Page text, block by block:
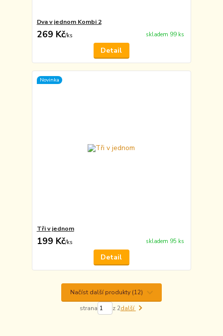
Dva v jednom Kombi 2
269 Kč/ks skladem 99 ks
Detail
Novinka
Tři v jednom
199 Kč/ks skladem 95 ks
Detail
Načíst další produkty (12)
strana z 2další